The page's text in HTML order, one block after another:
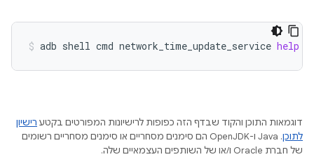
adb shell cmd network_time_update_service help
דוגמאות התוכן והקוד שבדף הזה כפופות לרישיונות המפורטים בקטע רישיון
לתוכן
.‏ Java ו-OpenJDK הם סימנים מסחריים או סימנים מסחריים רשומים
של חברת Oracle ו/או של השותפים העצמאיים שלה.